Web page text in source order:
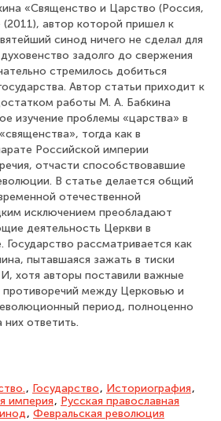
«Священство и Царство (Россия,
(2011), автор которой пришел к
синод ничего не сделал для
задолго до свержения
стремилось добиться
Автор статьи приходит к
работы М. А. Бабкина
изучение проблемы «царства» в
тогда как в
Российской империи
отчасти способствовавшие
В статье делается общий
отечественной
исключением преобладают
деятельность Церкви в
рассматривается как
пытавшаяся зажать в тиски
хотя авторы поставили важные
между Церковью и
период, полноценно
них ответить.
, Государство, Историография,
империя, Русская православная
, Февральская революция